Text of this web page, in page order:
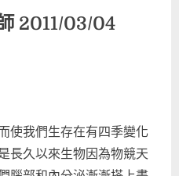
2011/03/04
使我們生存在有四季變化
長久以來生物因為物競天